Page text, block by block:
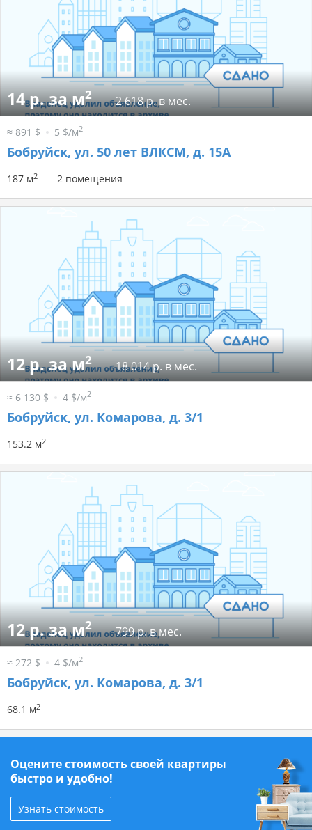
14 р. за м2 2 618 р. в мес.
≈ 891 $ 5 $/м2
Бобруйск, ул. 50 лет ВЛКСМ, д. 15А
187 м2 2 помещения
12 р. за м2 18 014 р. в мес.
≈ 6 130 $ 4 $/м2
Бобруйск, ул. Комарова, д. 3/1
153.2 м2
12 р. за м2 799 р. в мес.
≈ 272 $ 4 $/м2
Бобруйск, ул. Комарова, д. 3/1
68.1 м2
Оцените стоимость своей квартиры
быстро и удобно!
Узнать стоимость